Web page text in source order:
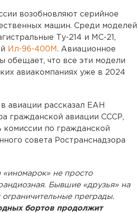
возобновляют серийное
машин. Среди моделей
Ту-214 и МС-21,
Ил-96-400М . Авиационное
обещает, что все эти модели
авиакомпаниях уже в 2024
авиации рассказал ЕАН
гражданской авиации СССР,
комиссии по гражданской
совета Ространснадзора
не просто
Бывшие «друзья» на
преграды.
бортов продолжит